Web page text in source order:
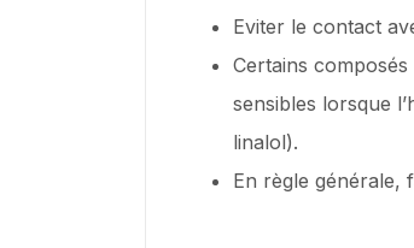
Eviter le contact
Certains
sensibles lorsque
linalol).
En règle générale,